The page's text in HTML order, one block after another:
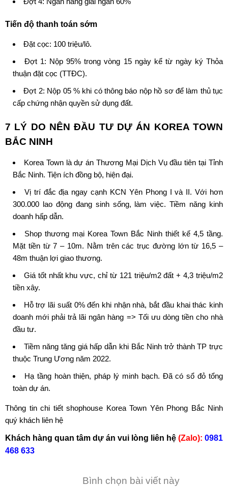
Tiến độ thanh toán sớm
Đặt cọc: 100 triệu/lô.
Đợt 1: Nộp 95% trong vòng 15 ngày kể từ ngày ký Thỏa
thuận đặt cọc (TTĐC).
Đợt 2: Nộp 05 % khi có thông báo nộp hồ sơ để làm thủ tục
cấp chứng nhận quyền sử dụng đất.
7 LÝ DO NÊN ĐẦU TƯ DỰ ÁN KOREA TOWN
BẮC NINH
Korea Town là dự án Thương Mại Dịch Vụ đầu tiên tại Tỉnh
Bắc Ninh. Tiện ích đồng bộ, hiện đại.
Vị trí đắc địa ngay cạnh KCN Yên Phong I và II. Với hơn
300.000 lao động đang sinh sống, làm việc. Tiềm năng kinh
doanh hấp dẫn.
Shop thương mại Korea Town Bắc Ninh thiết kế 4,5 tầng.
Mặt tiền từ 7 – 10m. Nằm trên các trục đường lớn từ 16,5 –
48m thuận lợi giao thương.
Giá tốt nhất khu vực, chỉ từ 121 triệu/m2 đất + 4,3 triệu/m2
tiền xây.
Hỗ trợ lãi suất 0% đến khi nhận nhà, bắt đầu khai thác kinh
doanh mới phải trả lãi ngân hàng => Tối ưu dòng tiền cho nhà
đầu tư.
Tiềm năng tăng giá hấp dẫn khi Bắc Ninh trở thành TP trực
thuộc Trung Ương năm 2022.
Hạ tầng hoàn thiện, pháp lý minh bạch. Đã có sổ đỏ tổng
toàn dự án.
Thông tin chi tiết shophouse Korea Town Yên Phong Bắc Ninh
quý khách liên hệ
Khách hàng quan tâm dự án vui lòng liên hệ (Zalo): 0981
468 633
Bình chọn bài viết này